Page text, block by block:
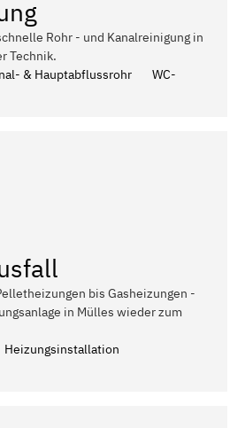
Rohr - und Kanalreinigung in
Technik.
& Hauptabflussrohr
WC-
bis Gasheizungen -
in Mülles wieder zum
Heizungsinstallation